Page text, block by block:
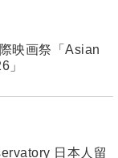
映画祭「Asian
」
日本人留